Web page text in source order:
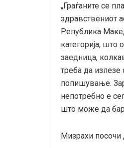
„Граѓаните се
здравствениот
Република
категорија, што
заедница,
треба да излезе
попишување.
непотребно е
што може да
Мизрахи посочи